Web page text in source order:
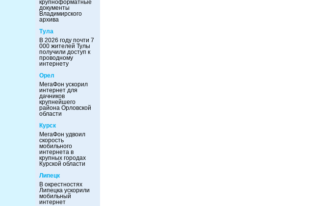
крупноформатные
документы
Владимирского
архива
Тула
В 2026 году почти 7
000 жителей Тулы
получили доступ к
проводному
интернету
Орел
МегаФон ускорил
интернет для
дачников
крупнейшего
района Орловской
области
Курск
МегаФон удвоил
скорость
мобильного
интернета в
крупных городах
Курской области
Липецк
В окрестностях
Липецка ускорили
мобильный
интернет